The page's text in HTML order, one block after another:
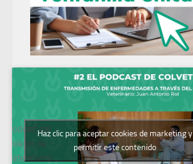
Podcast del
Colegio de
Veterinarios
Haz clic para aceptar cookies de marketing y
permitir este contenido